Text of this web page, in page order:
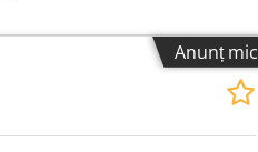
Anunț mic